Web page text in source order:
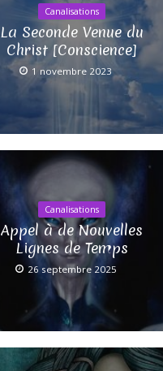
Canalisations
La Seconde Venue du
Christ [Conscience]
1 novembre 2023
Canalisations
Appel à de Nouvelles
Lignes de Temps
26 septembre 2025